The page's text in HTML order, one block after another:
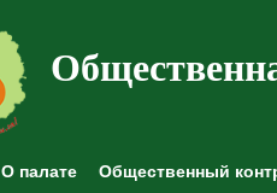
О палате Общественный